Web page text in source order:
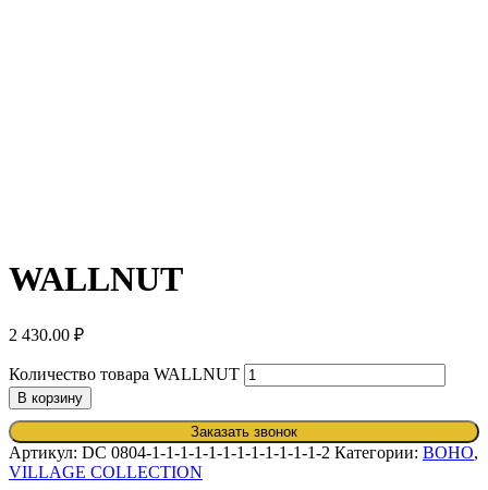
WALLNUT
2 430.00 ₽
Количество товара WALLNUT
В корзину
Заказать звонок
Артикул: DC 0804-1-1-1-1-1-1-1-1-1-1-1-1-2 Категории: BOHO,
VILLAGE COLLECTION